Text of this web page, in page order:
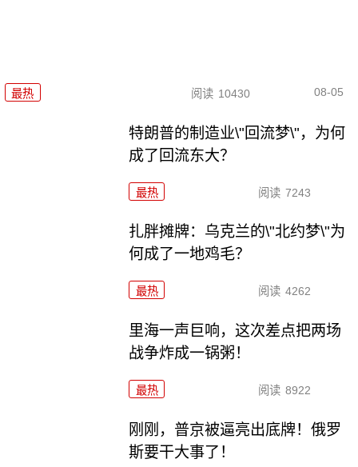
最热 阅读 10430 08-05
特朗普的制造业\"回流梦\"，为何
成了回流东大？
最热 阅读 7243
扎胖摊牌：乌克兰的\"北约梦\"为
何成了一地鸡毛？
最热 阅读 4262
里海一声巨响，这次差点把两场
战争炸成一锅粥！
最热 阅读 8922
刚刚，普京被逼亮出底牌！俄罗
斯要干大事了！